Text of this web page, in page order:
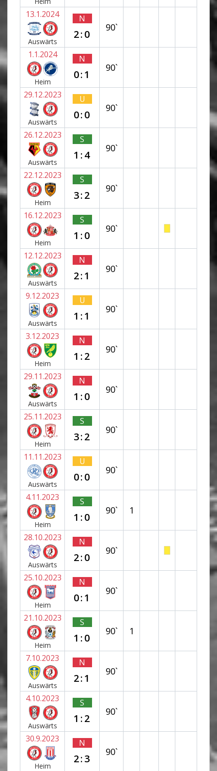
13.1.2024
Auswärts
N
2:0
90`
1.1.2024
Heim
N
0:1
90`
29.12.2023
Auswärts
U
0:0
90`
26.12.2023
Auswärts
S
1:4
90`
22.12.2023
Heim
S
3:2
90`
16.12.2023
Heim
S
1:0
90`
12.12.2023
Auswärts
N
2:1
90`
9.12.2023
Auswärts
U
1:1
90`
3.12.2023
Heim
N
1:2
90`
29.11.2023
Auswärts
N
1:0
90`
25.11.2023
Heim
S
3:2
90`
11.11.2023
Auswärts
U
0:0
90`
4.11.2023
Heim
S
1:0
90` 1
28.10.2023
Auswärts
N
2:0
90`
25.10.2023
Heim
N
0:1
90`
21.10.2023
Heim
S
1:0
90` 1
7.10.2023
Auswärts
N
2:1
90`
4.10.2023
Auswärts
S
1:2
90`
30.9.2023
Heim
N
2:3
90`